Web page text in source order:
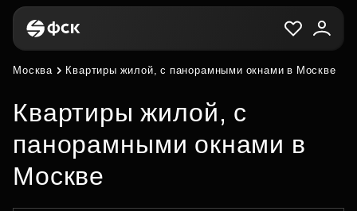
Москва Квартиры жилой, с панорамными окнами в Москве
Квартиры жилой, с
панорамными окнами в
Москве